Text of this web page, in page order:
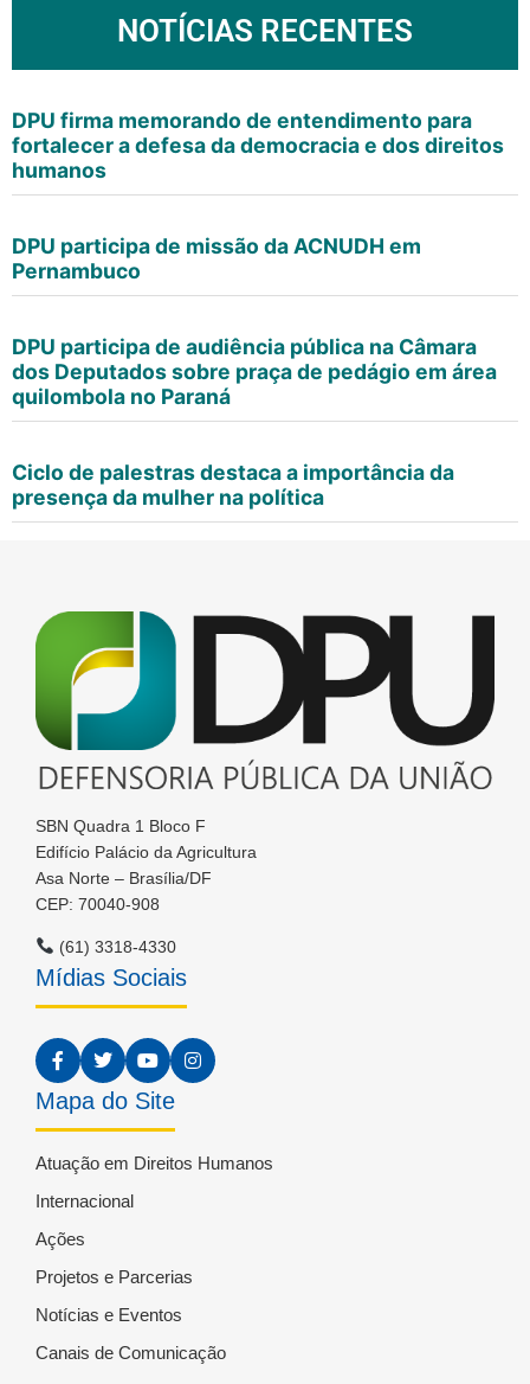
NOTÍCIAS RECENTES
DPU firma memorando de entendimento para
fortalecer a defesa da democracia e dos direitos
humanos
DPU participa de missão da ACNUDH em
Pernambuco
DPU participa de audiência pública na Câmara
dos Deputados sobre praça de pedágio em área
quilombola no Paraná
Ciclo de palestras destaca a importância da
presença da mulher na política
SBN Quadra 1 Bloco F
Edifício Palácio da Agricultura
Asa Norte – Brasília/DF
CEP: 70040-908
(61) 3318-4330
Mídias Sociais
Mapa do Site
Atuação em Direitos Humanos
Internacional
Ações
Projetos e Parcerias
Notícias e Eventos
Canais de Comunicação